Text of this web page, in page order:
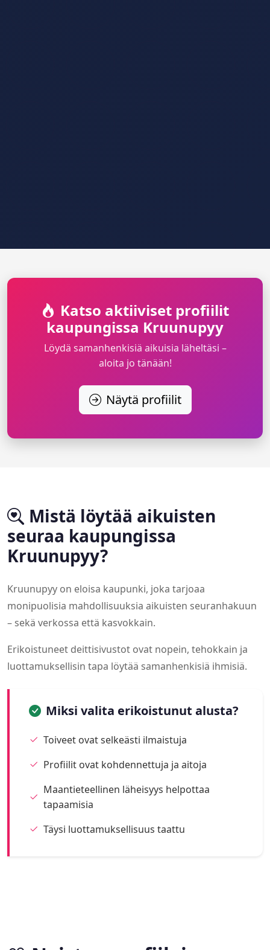
Katso aktiiviset profiilit
kaupungissa Kruunupyy
Löydä samanhenkisiä aikuisia läheltäsi –
aloita jo tänään!
Näytä profiilit
Mistä löytää aikuisten
seuraa kaupungissa
Kruunupyy?
Kruunupyy on eloisa kaupunki, joka tarjoaa
monipuolisia mahdollisuuksia aikuisten seuranhakuun
– sekä verkossa että kasvokkain.
Erikoistuneet deittisivustot ovat nopein, tehokkain ja
luottamuksellisin tapa löytää samanhenkisiä ihmisiä.
Miksi valita erikoistunut alusta?
Toiveet ovat selkeästi ilmaistuja
Profiilit ovat kohdennettuja ja aitoja
Maantieteellinen läheisyys helpottaa
tapaamisia
Täysi luottamuksellisuus taattu